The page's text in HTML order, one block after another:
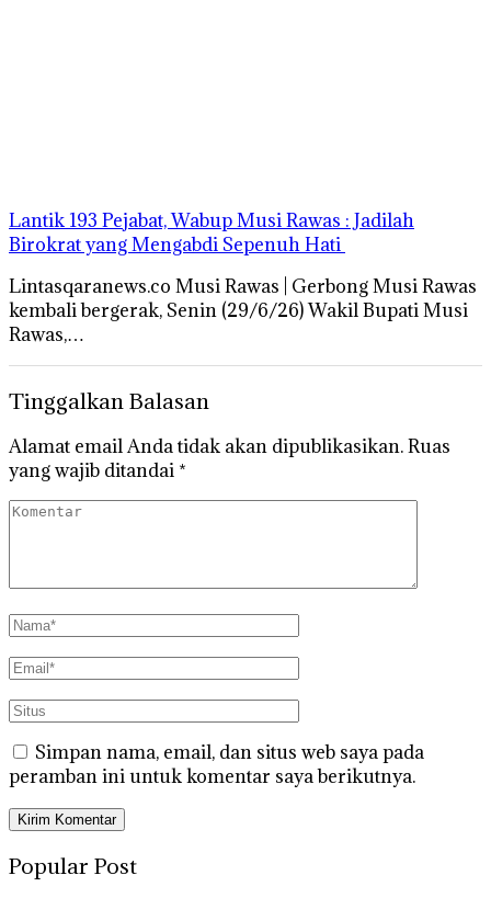
‎Lantik 193 Pejabat, Wabup Musi Rawas : Jadilah
Birokrat yang Mengabdi Sepenuh Hati
Lintasqaranews.co Musi Rawas | Gerbong Musi Rawas
kembali bergerak, Senin (29/6/26) Wakil Bupati Musi
Rawas,…
Tinggalkan Balasan
Alamat email Anda tidak akan dipublikasikan.Ruas
yang wajib ditandai *
Simpan nama, email, dan situs web saya pada
peramban ini untuk komentar saya berikutnya.
Popular Post